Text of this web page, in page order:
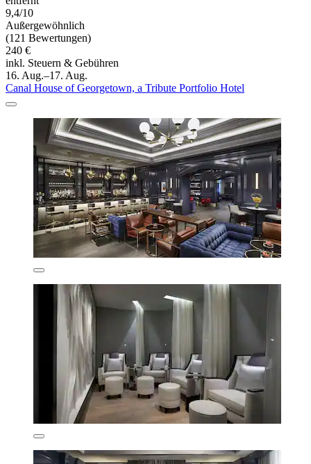
9,4/10
Außergewöhnlich
(121 Bewertungen)
240 €
inkl. Steuern & Gebühren
16. Aug.–17. Aug.
Canal House of Georgetown, a Tribute Portfolio Hotel